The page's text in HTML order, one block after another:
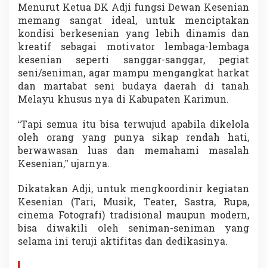
Menurut Ketua DK Adji fungsi Dewan Kesenian
memang sangat ideal, untuk menciptakan
kondisi berkesenian yang lebih dinamis dan
kreatif sebagai motivator lembaga-lembaga
kesenian seperti sanggar-sanggar, pegiat
seni/seniman, agar mampu mengangkat harkat
dan martabat seni budaya daerah di tanah
Melayu khusus nya di Kabupaten Karimun.
“Tapi semua itu bisa terwujud apabila dikelola
oleh orang yang punya sikap rendah hati,
berwawasan luas dan memahami masalah
Kesenian,” ujarnya.
Dikatakan Adji, untuk mengkoordinir kegiatan
Kesenian (Tari, Musik, Teater, Sastra, Rupa,
cinema Fotografi) tradisional maupun modern,
bisa diwakili oleh seniman-seniman yang
selama ini teruji aktifitas dan dedikasinya.